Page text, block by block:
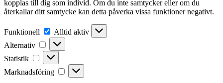
kopplas till dig som individ. Om du inte samtycker eller om du
återkallar ditt samtycke kan detta påverka vissa funktioner negativt.
Funktionell Funktionell
Alltid aktiv
Alternativ
Alternativ
Statistik Statistik
Marknadsföring Marknadsföring